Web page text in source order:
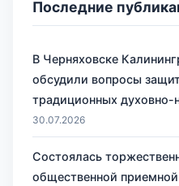
Последние
В Черняховске
обсудили вопросы
традиционных духовно-
30.07.2026
Состоялась
общественной приемной